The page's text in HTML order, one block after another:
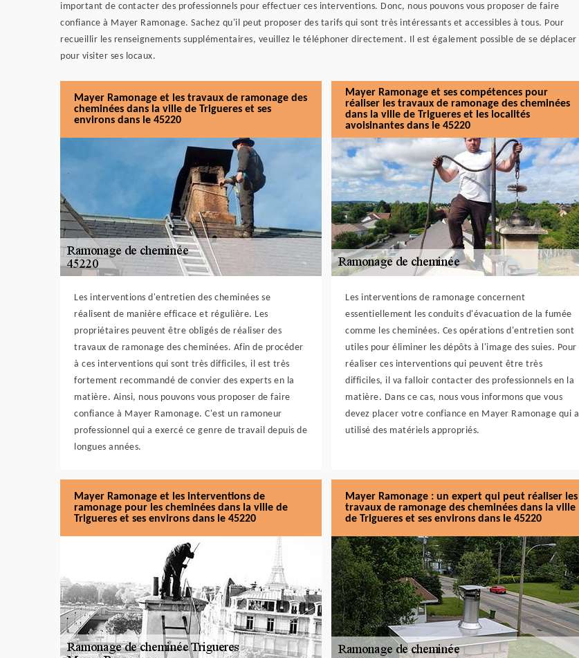
important de contacter des professionnels pour effectuer ces interventions. Donc, nous pouvons vous proposer de faire
confiance à Mayer Ramonage. Sachez qu'il peut proposer des tarifs qui sont très intéressants et accessibles à tous. Pour
recueillir les renseignements supplémentaires, veuillez le téléphoner directement. Il est également possible de se déplacer
pour visiter ses locaux.
Mayer Ramonage et les travaux de ramonage des
cheminées dans la ville de Trigueres et ses
environs dans le 45220
Les interventions d'entretien des cheminées se
réalisent de manière efficace et régulière. Les
propriétaires peuvent être obligés de réaliser des
travaux de ramonage des cheminées. Afin de procéder
à ces interventions qui sont très difficiles, il est très
fortement recommandé de convier des experts en la
matière. Ainsi, nous pouvons vous proposer de faire
confiance à Mayer Ramonage. C'est un ramoneur
professionnel qui a exercé ce genre de travail depuis de
longues années.
Mayer Ramonage et ses compétences pour
réaliser les travaux de ramonage des cheminées
dans la ville de Trigueres et les localités
avoisinantes dans le 45220
Les interventions de ramonage concernent
essentiellement les conduits d'évacuation de la fumée
comme les cheminées. Ces opérations d'entretien sont
utiles pour éliminer les dépôts à l'image des suies. Pour
réaliser ces interventions qui peuvent être très
difficiles, il va falloir contacter des professionnels en la
matière. Dans ce cas, nous vous informons que vous
devez placer votre confiance en Mayer Ramonage qui a
utilisé des matériels appropriés.
Mayer Ramonage et les interventions de
ramonage pour les cheminées dans la ville de
Trigueres et ses environs dans le 45220
Mayer Ramonage : un expert qui peut réaliser les
travaux de ramonage des cheminées dans la ville
de Trigueres et ses environs dans le 45220